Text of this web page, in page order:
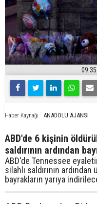
09:35
Haber Kaynağı ANADOLU AJANSI
ABD'de 6 kişinin
saldırının ardından
ABD'de Tennessee
silahlı saldırının
bayrakların yarıya